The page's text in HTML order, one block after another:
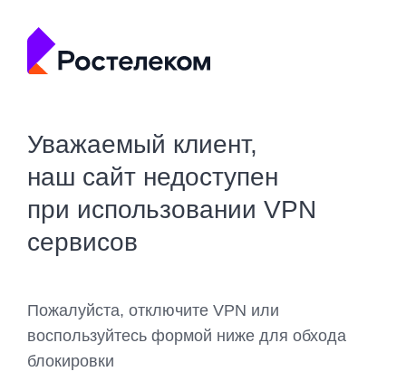
Уважаемый клиент,
наш сайт недоступен
при использовании VPN
сервисов
Пожалуйста, отключите VPN или
воспользуйтесь формой ниже для обхода
блокировки